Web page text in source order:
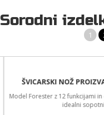
Sorodni
1
ŠVICARSKI NOŽ
Model Forester z 12 funkcijami
idealni